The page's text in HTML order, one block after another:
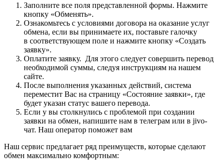
Заполните все поля представленной формы. Нажмите
кнопку «Обменять».
Ознакомьтесь с условиями договора на оказание услуг
обмена, если вы принимаете их, поставьте галочку
в соответствующем поле и нажмите кнопку «Создать
заявку».
Оплатите заявку. Для этого следует совершить перевод
необходимой суммы, следуя инструкциям на нашем
сайте.
После выполнения указанных действий, система
переместит Вас на страницу «Состояние заявки», где
будет указан статус вашего перевода.
Если у вы столкнулись с проблемой при создании
заявки на обмен, напишите нам в телеграм или в jivo-
чат. Наш оператор поможет вам
Наш сервис предлагает ряд преимуществ, которые сделают
обмен максимально комфортным: